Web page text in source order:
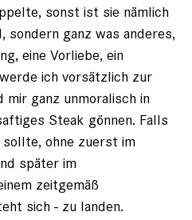
sonst ist sie nämlich
sondern ganz was anderes,
eine Vorliebe, ein
ich vorsätzlich zur
mir ganz unmoralisch in
Steak gönnen. Falls
ohne zuerst im
später im
zeitgemäß
sich - zu landen.